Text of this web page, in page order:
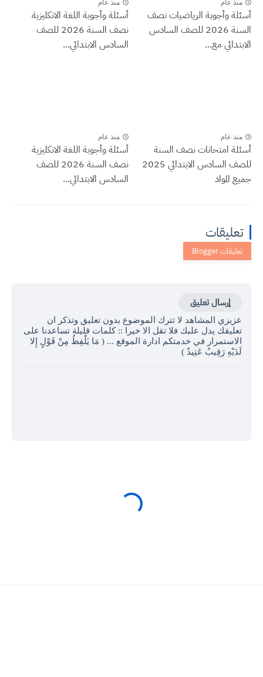
منذ عام
أسئلة وأجوبة الرياضيات نصف
السنة 2026 للصف السادس
الابتدائي مع...
منذ عام
أسئلة وأجوبة اللغة الانكليزية
نصف السنة 2026 للصف
السادس الابتدائي...
منذ عام
أسئلة امتحانات نصف السنة
للصف السادس الابتدائي 2025
جميع المواد
منذ عام
أسئلة وأجوبة اللغة الانكليزية
نصف السنة 2026 للصف
السادس الابتدائي...
تعليقات
إرسال تعليق
عزيزي المشاهد لا تترك الموضوع بدون تعليق وتذكر ان
تعليقك يدل عليك فلا تقل الا خيرا :: كلمات قليلة تساعدنا على
الاستمرار في خدمتكم ادارة الموقع ... ( مَا يَلْفِظُ مِنْ قَوْلٍ إِلا
لَدَيْهِ رَقِيبٌ عَتِيدٌ )